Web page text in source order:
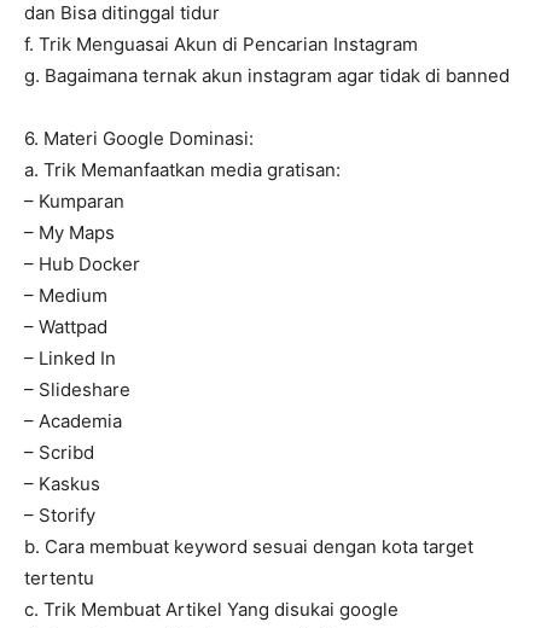
dan Bisa ditinggal tidur
f. Trik Menguasai Akun di Pencarian Instagram
g. Bagaimana ternak akun instagram agar tidak di banned
6. Materi Google Dominasi:
a. Trik Memanfaatkan media gratisan:
– Kumparan
– My Maps
– Hub Docker
– Medium
– Wattpad
– Linked In
– Slideshare
– Academia
– Scribd
– Kaskus
– Storify
b. Cara membuat keyword sesuai dengan kota target
tertentu
c. Trik Membuat Artikel Yang disukai google